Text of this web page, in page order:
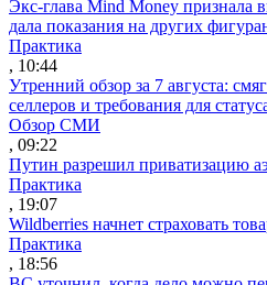
Экс-глава Mind Money признала
дала показания на других
Практика
, 10:44
Утренний обзор за 7 августа:
селлеров и требования для
Обзор СМИ
, 09:22
Путин разрешил приватизацию
Практика
, 19:07
Wildberries начнет страховать
Практика
, 18:56